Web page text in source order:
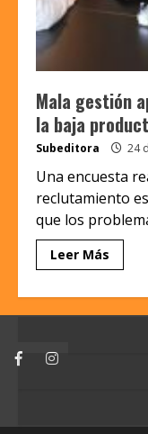
Mala gestión
la baja
Subeditora 24
Una encuesta
reclutamiento
que los
Leer Más
FacebookInstagram